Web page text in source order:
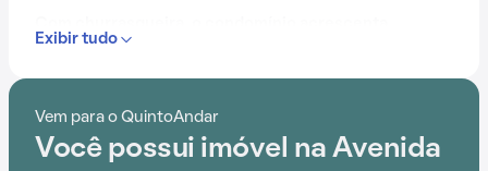
conveniência é aprimorada pela proximidade com
Informática, Colégio Romano Santa Marta, Escola
Profissional Fundação Universitária de Cardiologia e
Exibir tudo
Vem para o QuintoAndar
Você possui imóvel na Avenida